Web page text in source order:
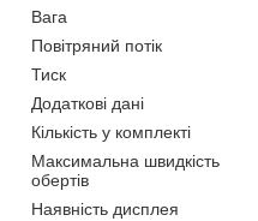
Вага
Повітряний потік
Тиск
Додаткові дані
Кількість у комплекті
Максимальна швидкість
обертів
Наявність дисплея